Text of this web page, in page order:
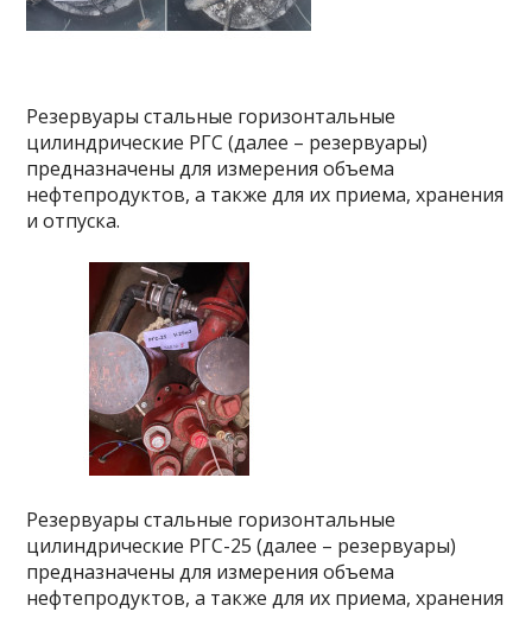
Резервуары стальные горизонтальные
цилиндрические РГС (далее – резервуары)
предназначены для измерения объема
нефтепродуктов, а также для их приема, хранения
и отпуска.
Резервуары стальные горизонтальные
цилиндрические РГС-25 (далее – резервуары)
предназначены для измерения объема
нефтепродуктов, а также для их приема, хранения